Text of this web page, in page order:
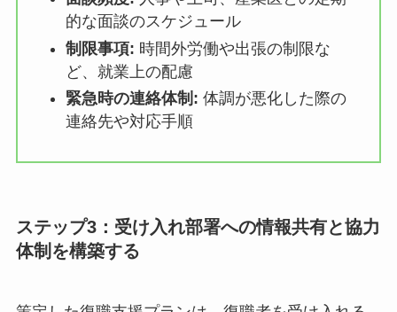
下記に、プランに盛り込むべき項目の例を整理し
期間:いつからいつまで実施するか
的に延長する計画
業務内容:負荷の軽い定型業務から